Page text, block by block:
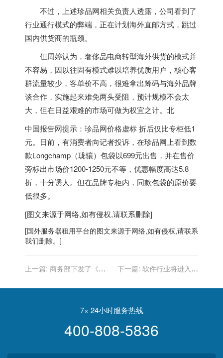
不过，上述珍品网相关负责人透露，公司看到了
行业通行模式的弊端，正在计划海外直邮方式，跳过
国内供货商的瓶颈。
但周婷认为，奢侈品电商转型海外供货的模式并
不容易，因以往固有模式难以培养优质用户，核心客
群流量较少，客单价不高，很难拿出筹码与海外品牌
谈合作，实施起来难免两头受阻，预计规模不会太
大，但在日益艰难的市场可做为权宜之计。北
中国报告网提示：珍品网价格虚标 折后仅比专柜低1
元。日前，有消费者向记者投诉，在珍品网上看到数
款Longchamp（珑骧）包袋以699元出售，并在售价
旁标出市场价1200-1250元不等，优惠幅度高达5.8
折，十分诱人。但在品牌专柜内，同款包袋的原价要
低很多。
[图文来源于网络,如有侵权,请联系删除]
[国外服务器租用平台的图文来源于网络,如有侵权,请联系
我们删除。]
上一篇: 商务部下发了《关
通知》
下一篇: 软件行业将进入快
7× 24小时服务热线
400-808-5836